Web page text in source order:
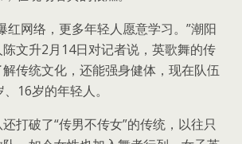
红网络，更多年轻人愿意学习。”潮阳
文升2月14日对记者说，英歌舞的传
传统文化，还能强身健体，现在队伍
16岁的年轻人。
打破了“传男不传女”的传统，以往只